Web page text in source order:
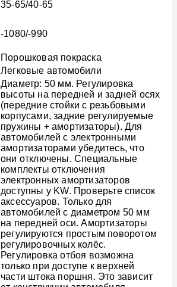
35-65/40-65
-1080/-990
Порошковая покраска
Легковые автомобили
Диаметр: 50 мм. Регулировка
высоты на передней и задней осях
(передние стойки с резьбовыми
корпусами, задние регулируемые
пружины + амортизаторы). Для
автомобилей с электронными
амортизаторами убедитесь, что
они отключены. Специальные
комплекты отключения
электронных амортизаторов
доступны у KW. Проверьте список
аксессуаров. Только для
автомобилей с диаметром 50 мм
на передней оси. Амортизаторы
регулируются простым поворотом
регулировочных колёс.
Регулировка отбоя возможна
только при доступе к верхней
части штока поршня. Это зависит